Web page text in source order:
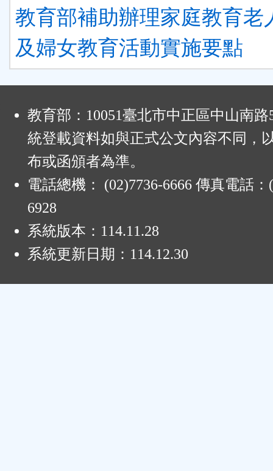
教育部補助辦理家庭教育老
及婦女教育活動實施要點
教育部：10051臺北市中正區中山南
統登載資料如與正式公文內容不同，
布或函頒者為準。
電話總機： (02)7736-6666 傳真電話：
6928
系統版本： 114.11.28
系統更新日期： 114.12.30